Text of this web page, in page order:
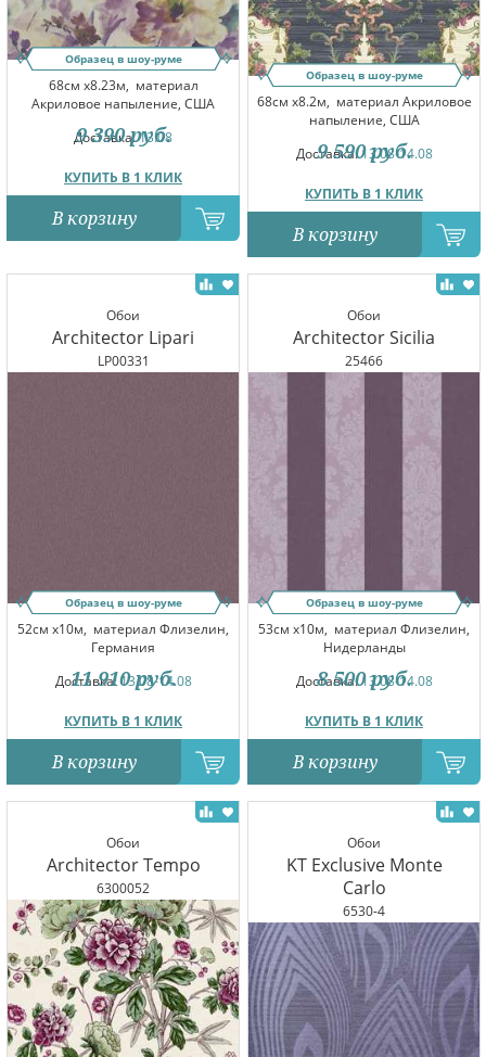
Образец в шоу-руме
68см x8.23м, материал
Акриловое напыление, США
Доставка:13.08
КУПИТЬ В 1 КЛИК
9 390 руб.
В корзину
Образец в шоу-руме
68см x8.2м, материал Акриловое
напыление, США
Доставка:13.08-14.08
КУПИТЬ В 1 КЛИК
9 590 руб.
В корзину
Обои
Architector Lipari
LP00331
Образец в шоу-руме
52см x10м, материал Флизелин,
Германия
Доставка:13.08-14.08
КУПИТЬ В 1 КЛИК
11 910 руб.
В корзину
Обои
Architector Sicilia
25466
Образец в шоу-руме
53см x10м, материал Флизелин,
Нидерланды
Доставка:13.08-14.08
КУПИТЬ В 1 КЛИК
8 500 руб.
В корзину
Обои
Architector Tempo
6300052
Обои
KT Exclusive Monte
Carlo
6530-4